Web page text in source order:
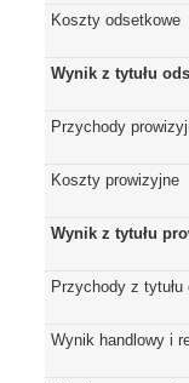
Koszty odsetkowe
Wynik z tytułu
Przychody
Koszty prowizyjne
Wynik z tytułu
Przychody z tytułu
Wynik handlowy i